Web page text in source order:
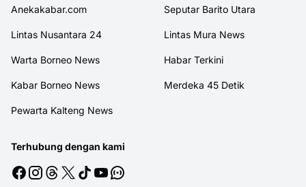
Anekakabar.com Seputar Barito Utara
Lintas Nusantara 24 Lintas Mura News
Warta Borneo News Habar Terkini
Kabar Borneo News Merdeka 45 Detik
Pewarta Kalteng News
Terhubung dengan kami